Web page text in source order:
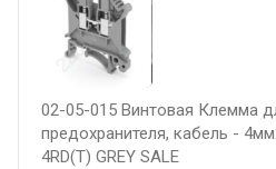
02-05-015 Винтовая Клемма
предохранителя, кабель -
4RD(T) GREY SALE